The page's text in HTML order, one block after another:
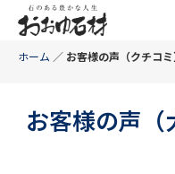
ホーム ／ お客様の声（クチコミ
お客様の声（